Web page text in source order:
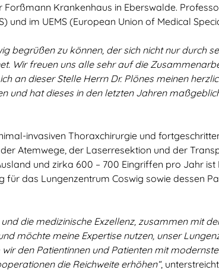
Krankenhaus in Eberswalde.
im UEMS (European Union of Medical
begrüßen zu können, der sich nicht nur durch
Wir freuen uns alle sehr auf die
an dieser Stelle Herrn Dr. Plönes meinen
und hat dieses in den letzten Jahren
invasiven Thoraxchirurgie und
Atemwege, der Laserresektion und der
und zirka 600 – 700 Eingriffen pro Jahr ist
das Lungenzentrum Coswig sowie dessen
die medizinische Exzellenz, zusammen mit
möchte meine Expertise nutzen, unser
den Patientinnen und Patienten mit
die Reichweite erhöhen“,